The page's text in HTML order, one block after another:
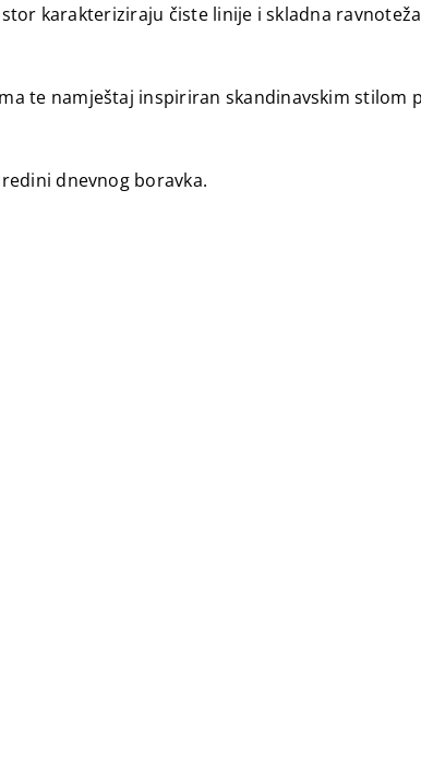
karakteriziraju čiste linije i skladna
te namještaj inspiriran skandinavskim stilom
dnevnog boravka.